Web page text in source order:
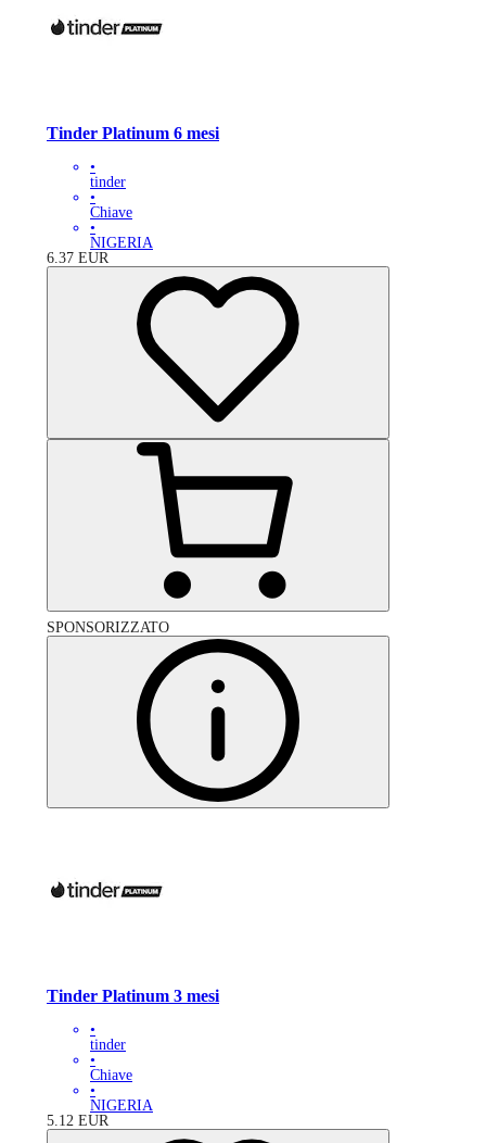
Tinder Platinum 6 mesi
•
tinder
•
Chiave
•
NIGERIA
6.37 EUR
SPONSORIZZATO
Tinder Platinum 3 mesi
•
tinder
•
Chiave
•
NIGERIA
5.12 EUR